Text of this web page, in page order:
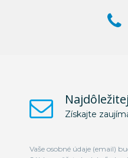
Získajte
Vaše osobné údaje (email)